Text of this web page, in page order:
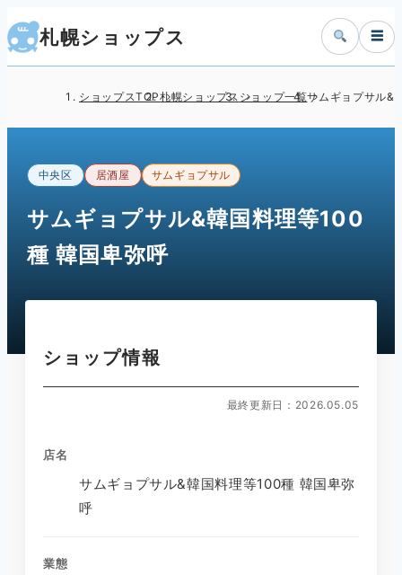
札幌ショップス ☰
ショップスTOP札幌ショップス ショップ一覧サムギョプサル&
中央区 居酒屋 サムギョプサル
サムギョプサル&韓国料理等100
種 韓国卑弥呼
ショップ情報
最終更新日：2026.05.05
店名
サムギョプサル&韓国料理等100種 韓国卑弥
呼
業態